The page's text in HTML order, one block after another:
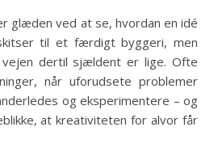
glæden ved at se, hvordan en idé
til et færdigt byggeri, men
dertil sjældent er lige. Ofte
når uforudsete problemer
og eksperimentere – og
at kreativiteten for alvor får